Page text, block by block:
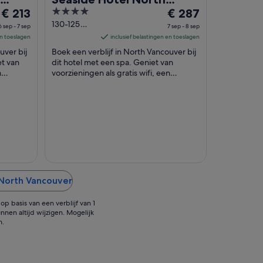
De
prijs
is
€ 213
per
nacht
€ 213
sep - 7 sep
toeslagen
bij
van
Vancouver
4
out
5
130-125
North
Vancouver
BC
De
prijs
is
€ 287
per
nacht
€ 287
7 sep - 8 sep
inclusief belastingen en toeslagen
Boek een verblijf in North Vancouver bij
dit hotel met een spa. Geniet van
voorzieningen als gratis wifi, een
Vancouver
basis van een verblijf van 1
altijd wijzigen. Mogelijk